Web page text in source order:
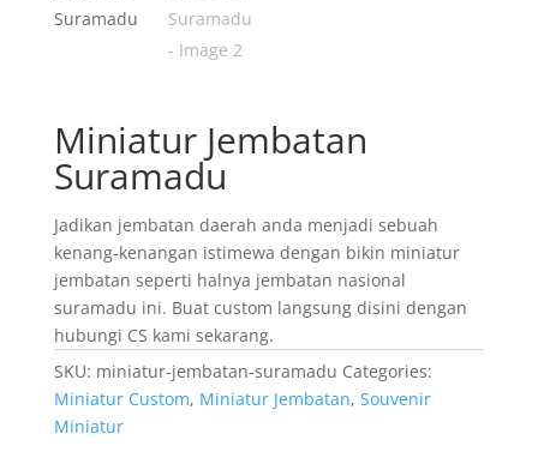
Miniatur Jembatan
Suramadu
Jadikan jembatan daerah anda menjadi sebuah
kenang-kenangan istimewa dengan bikin miniatur
jembatan seperti halnya jembatan nasional
suramadu ini. Buat custom langsung disini dengan
hubungi CS kami sekarang.
SKU: miniatur-jembatan-suramadu Categories:
Miniatur Custom, Miniatur Jembatan, Souvenir
Miniatur